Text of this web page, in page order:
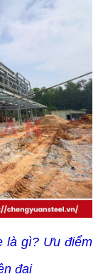
là gì? Ưu điểm
đại